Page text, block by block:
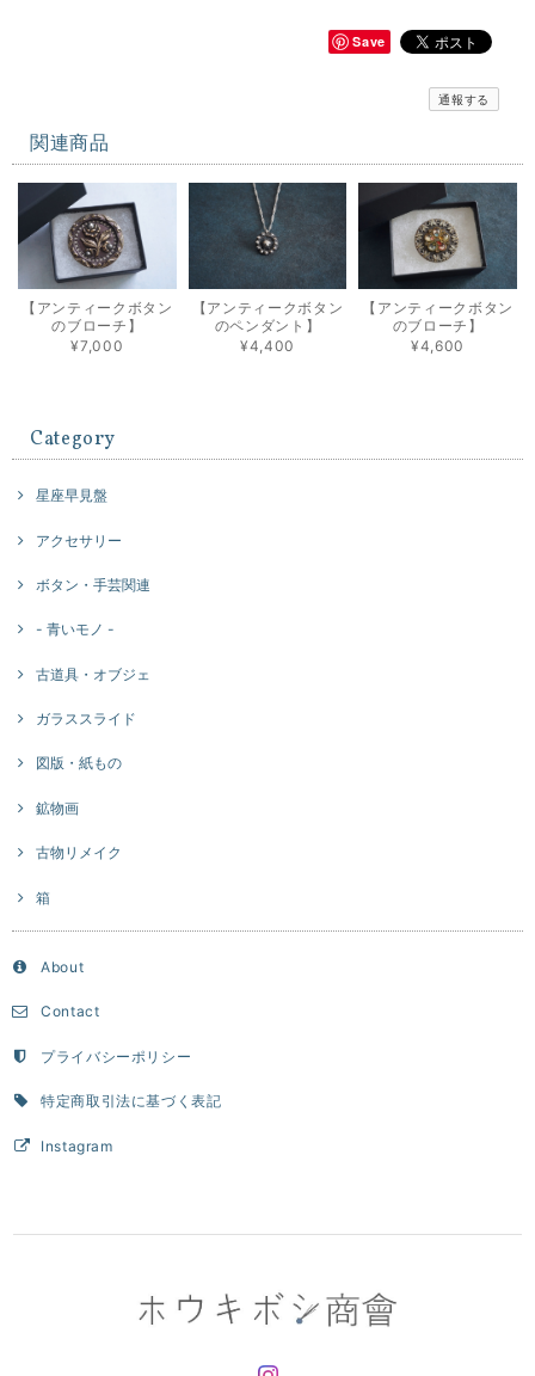
Save
通報する
関連商品
【アンティークボタン
のブローチ】
¥7,000
【アンティークボタン
のペンダント】
¥4,400
【アンティークボタン
のブローチ】
¥4,600
Category
星座早見盤
アクセサリー
ボタン・手芸関連
- 青いモノ -
古道具・オブジェ
ガラススライド
図版・紙もの
鉱物画
古物リメイク
箱
About
Contact
プライバシーポリシー
特定商取引法に基づく表記
Instagram